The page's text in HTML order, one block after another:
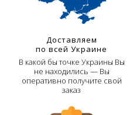
Доставляем
по всей Украине
В какой бы точке Украины Вы
не находились — Вы
оперативно получите свой
заказ